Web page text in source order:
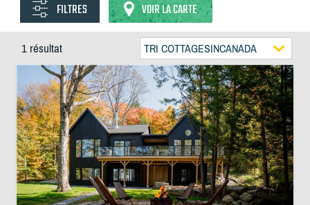
FILTRES VOIR LA CARTE
1 résultat TRI COTTAGESINCANADA